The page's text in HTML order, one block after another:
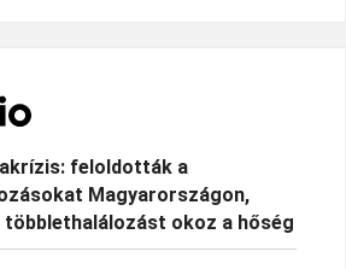
feloldották a
Magyarországon,
többlethalálozást okoz a hőség